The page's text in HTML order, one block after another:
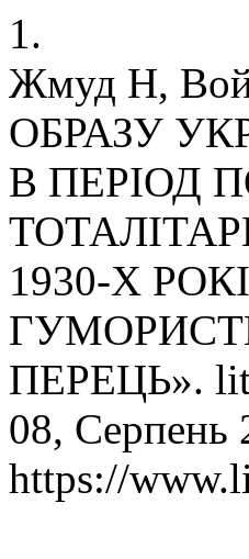
1.
Жмуд Н,
ОБРАЗУ
В ПЕРІОД
1930-Х
ПЕРЕЦЬ».
08, Серпень
https://